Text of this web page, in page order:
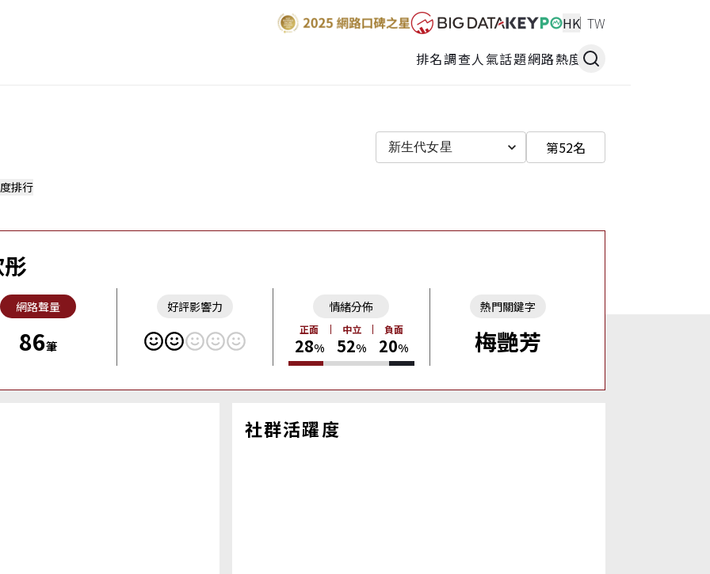
HK TW
排名調查人氣話題網路熱度
新生代女星 第52名
排行
網路聲量
86筆
好評影響力 情緒分佈
正面
28%
中立
52%
負面
20%
熱門關鍵字
梅艷芳
社群活躍度